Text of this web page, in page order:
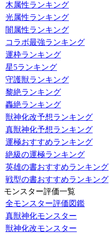
木属性ランキング
光属性ランキング
闇属性ランキング
コラボ最強ランキング
運枠ランキング
星5ランキング
守護獣ランキング
黎絶ランキング
轟絶ランキング
獣神化改予想ランキング
真獣神化予想ランキング
運極おすすめランキング
絶級の運極ランキング
英雄の書おすすめランキング
戦型の書おすすめランキング
モンスター評価一覧
全モンスター評価図鑑
真獣神化モンスター
獣神化改モンスター